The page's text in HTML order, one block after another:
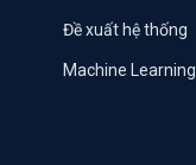
Đề xuất hệ thống
Machine Learning